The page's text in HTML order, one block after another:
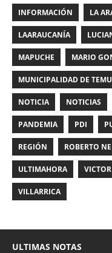
INFORMACIÓN LA
LAARAUCANÍA
MAPUCHE MARIO
MUNICIPALIDAD DE
NOTICIA NOTICIAS
PANDEMIA PDI
REGIÓN ROBERTO
ULTIMAHORA
VILLARRICA
ULTIMAS NOTAS